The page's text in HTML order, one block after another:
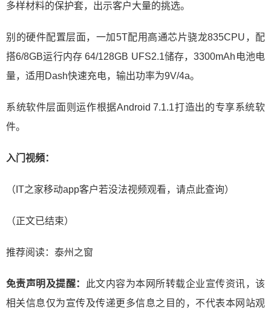
多样材料的保护套，出示客户大量的挑选。
别的硬件配置层面，一加5T配用高通芯片骁龙835CPU，配
搭6/8GB运行内存 64/128GB UFS2.1储存，3300mAh电池电
量，适用Dash快速充电，输出功率为9V/4a。
系统软件层面则运作根据Android 7.1.1打造出的专享系统软
件。
入门视頻：
（IT之家移动app客户若没法视频观看，请点此查询）
（正文已结束）
推荐阅读： 泰州之窗
免责声明及提醒：
此文内容为本网所转载企业宣传资讯，该
相关信息仅为宣传及传递更多信息之目的，不代表本网站观